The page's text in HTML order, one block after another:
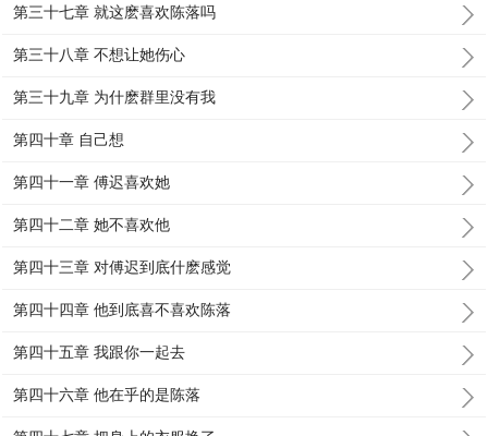
第三十七章 就这麽喜欢陈落吗
第三十八章 不想让她伤心
第三十九章 为什麽群里没有我
第四十章 自己想
第四十一章 傅迟喜欢她
第四十二章 她不喜欢他
第四十三章 对傅迟到底什麽感觉
第四十四章 他到底喜不喜欢陈落
第四十五章 我跟你一起去
第四十六章 他在乎的是陈落